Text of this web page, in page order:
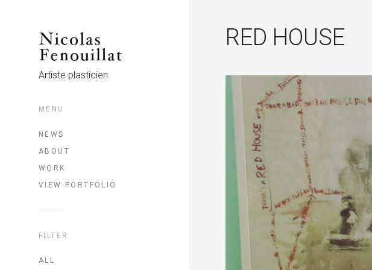
Artiste plasticien
MENU
NEWS
ABOUT
WORK
VIEW PORTFOLIO
FILTER
ALL
RED HOUSE